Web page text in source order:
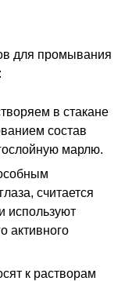
для промывания
в стакане
состав
марлю.
считается
используют
активного
к растворам